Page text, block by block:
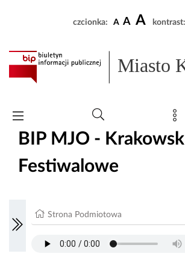
czcionka: A A A kontrast:
Miasto
BIP MJO -
Festiwalowe
Strona Podmiotowa